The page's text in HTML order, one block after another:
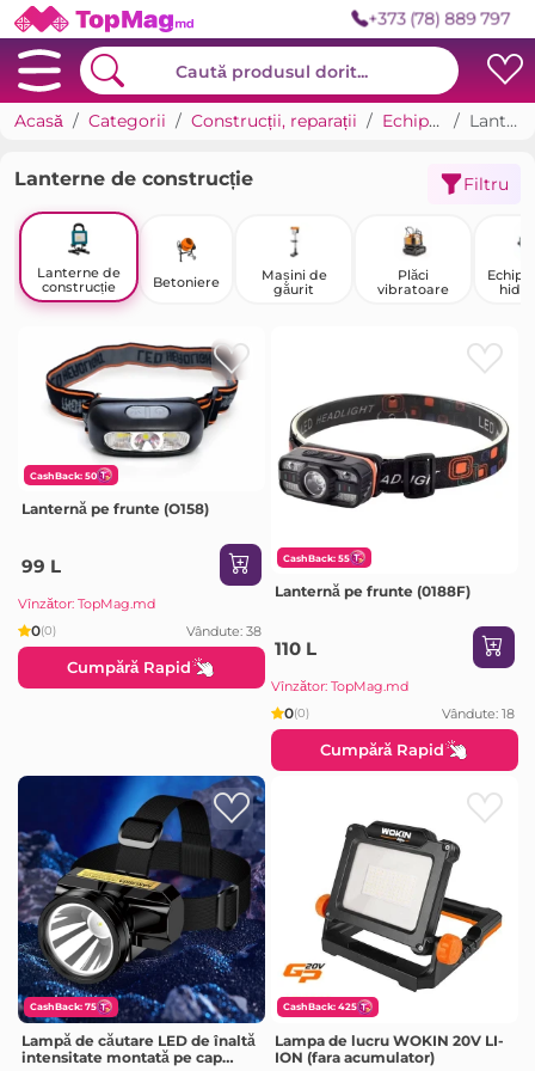
+373 (78) 889 797
Acasă Categorii Construcții, reparații Echipamente de construcție Lanterne de construcție
Lanterne de construcție Filtru
Lanterne de
construcție
Betoniere
Mașini de
găurit
Plăci
vibratoare
CashBack: 50
Lanternă pe frunte (O158)
99 L
Vînzător: TopMag.md
0(0) Vândute: 38
Cumpără Rapid
CashBack: 55
Lanternă pe frunte (0188F)
110 L
Vînzător: TopMag.md
0(0) Vândute: 18
Cumpără Rapid
CashBack: 75
Lampă de căutare LED de înaltă
intensitate montată pe cap
CashBack: 425
Lampa de lucru WOKIN 20V LI-
ION (fara acumulator)